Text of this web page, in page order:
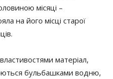
місяці –
на його місці старої
матеріал,
бульбашками водню,